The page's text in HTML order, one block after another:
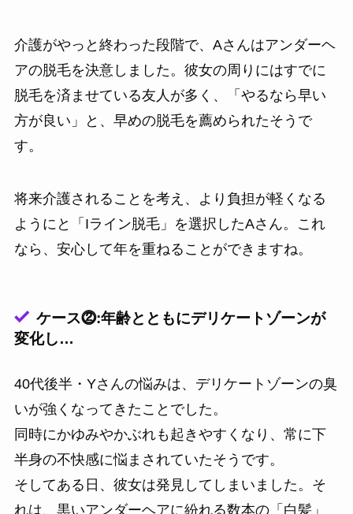
介護がやっと終わった段階で、Aさんはアンダーヘ
アの脱毛を決意しました。彼女の周りにはすでに
脱毛を済ませている友人が多く、「やるなら早い
方が良い」と、早めの脱毛を薦められたそうで
す。
将来介護されることを考え、より負担が軽くなる
ようにと「Iライン脱毛」を選択したAさん。これ
なら、安心して年を重ねることができますね。
ケース⓶:年齢とともにデリケートゾーンが
変化し…
40代後半・Yさんの悩みは、デリケートゾーンの臭
いが強くなってきたことでした。
同時にかゆみやかぶれも起きやすくなり、常に下
半身の不快感に悩まされていたそうです。
そしてある日、彼女は発見してしまいました。そ
れは、黒いアンダーヘアに紛れる数本の「白髪」